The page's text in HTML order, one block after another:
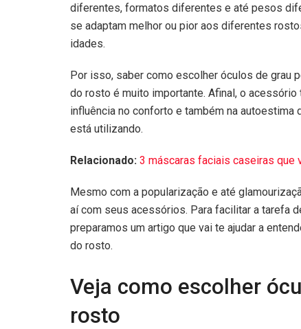
diferentes, formatos diferentes e até pesos
se adaptam melhor ou pior aos diferentes
idades.
Por isso, saber como escolher óculos de grau
do rosto é muito importante. Afinal, o acessório
influência no conforto e também na autoestima
está utilizando.
Relacionado: 3 máscaras faciais caseiras que
Mesmo com a popularização e até
aí com seus acessórios. Para facilitar a tarefa
preparamos um artigo que vai te ajudar a
do rosto.
Veja como escolher
rosto